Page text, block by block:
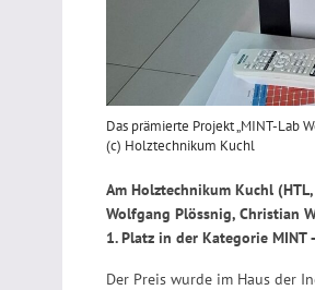
Das prämierte Projekt „MINT-Lab
(c) Holztechnikum Kuchl
Am Holztechnikum Kuchl
Wolfgang Plössnig, Christian
1. Platz in der Kategorie
Der Preis wurde im Haus der